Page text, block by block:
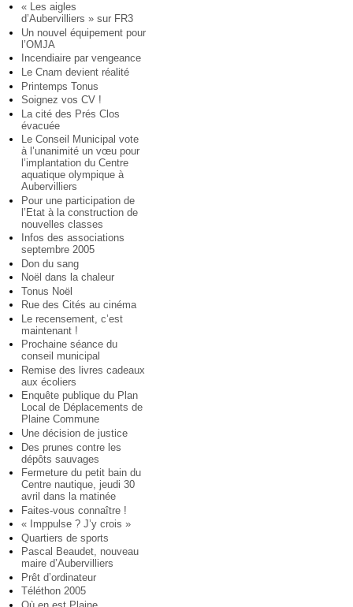
« Les aigles
d’Aubervilliers » sur FR3
Un nouvel équipement pour
l’OMJA
Incendiaire par vengeance
Le Cnam devient réalité
Printemps Tonus
Soignez vos CV !
La cité des Prés Clos
évacuée
Le Conseil Municipal vote
à l’unanimité un vœu pour
l’implantation du Centre
aquatique olympique à
Aubervilliers
Pour une participation de
l’Etat à la construction de
nouvelles classes
Infos des associations
septembre 2005
Don du sang
Noël dans la chaleur
Tonus Noël
Rue des Cités au cinéma
Le recensement, c’est
maintenant !
Prochaine séance du
conseil municipal
Remise des livres cadeaux
aux écoliers
Enquête publique du Plan
Local de Déplacements de
Plaine Commune
Une décision de justice
Des prunes contre les
dépôts sauvages
Fermeture du petit bain du
Centre nautique, jeudi 30
avril dans la matinée
Faites-vous connaître !
« Imppulse ? J’y crois »
Quartiers de sports
Pascal Beaudet, nouveau
maire d’Aubervilliers
Prêt d’ordinateur
Téléthon 2005